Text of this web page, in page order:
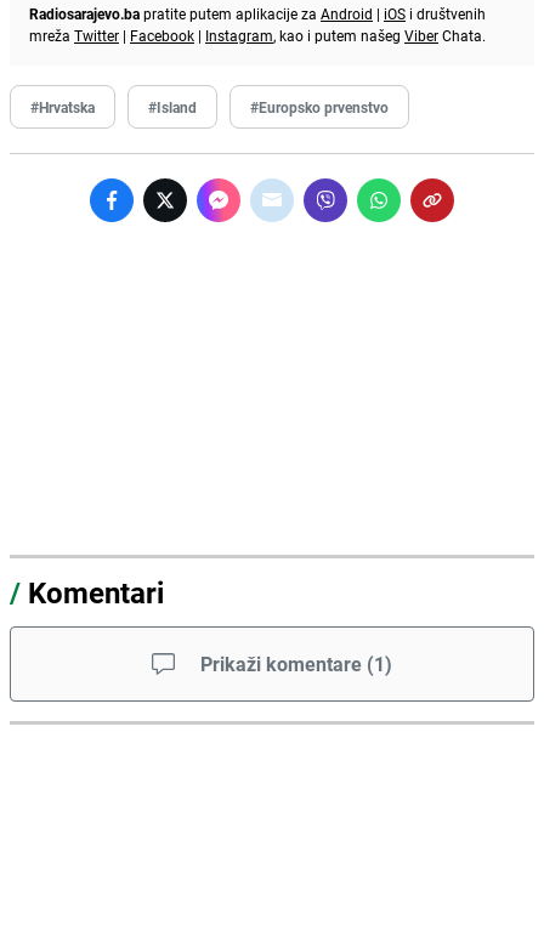
Radiosarajevo.bapratite putem aplikacije za Android | iOS i društvenih
mreža Twitter | Facebook | Instagram, kao i putem našeg ViberChata.
#Hrvatska #Island #Europsko prvenstvo
/ Komentari
Prikaži komentare (1)